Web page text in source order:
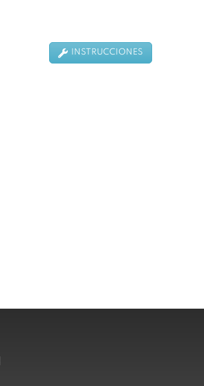
INSTRUCCIONES